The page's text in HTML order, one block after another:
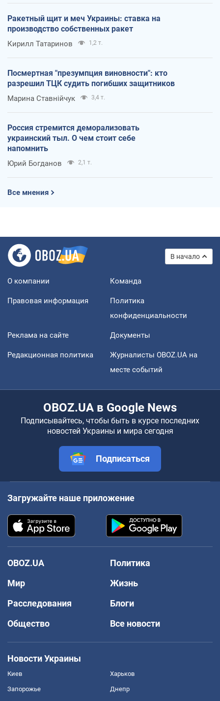
Ракетный щит и меч Украины: ставка на
производство собственных ракет
Кирилл Татаринов 1,2 т.
Посмертная "презумпция виновности": кто
разрешил ТЦК судить погибших защитников
Марина Ставнійчук 3,4 т.
Россия стремится деморализовать
украинский тыл. О чем стоит себе
напомнить
Юрий Богданов 2,1 т.
Все мнения
В начало
О компании Команда
Правовая информация
Политика
конфиденциальности
Реклама на сайте Документы
Редакционная политика
Журналисты OBOZ.UA на
месте событий
OBOZ.UA в Google News
Подписывайтесь, чтобы быть в курсе последних
новостей Украины и мира сегодня
Подписаться
Загружайте наше приложение
OBOZ.UA
Политика
Мир
Жизнь
Расследования
Блоги
Общество
Все новости
Новости Украины
Киев Харьков
Запорожье Днепр